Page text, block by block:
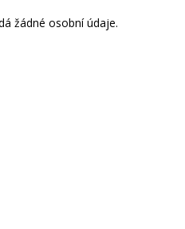
žádné osobní údaje.